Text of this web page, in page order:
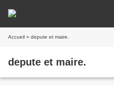
Accueil » depute et maire.
depute et maire.